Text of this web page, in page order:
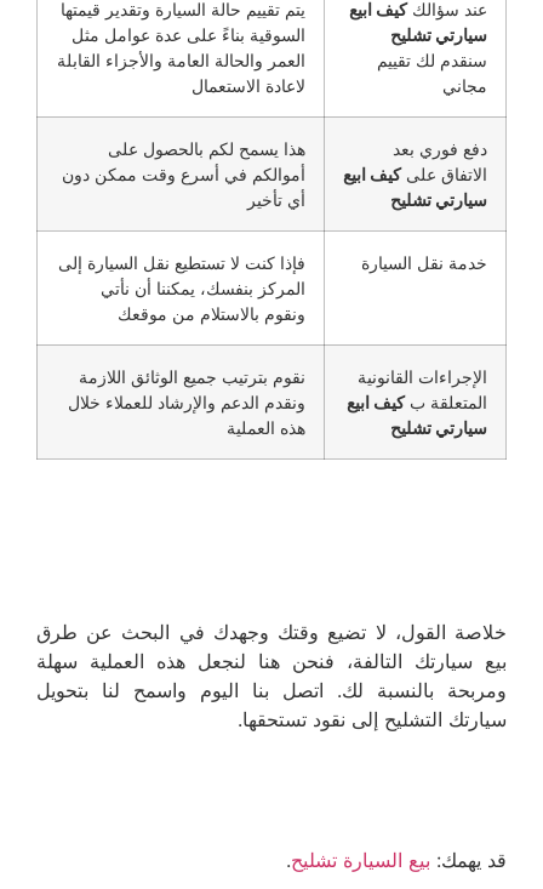
عند سؤالككيف ابيع
سيارتي تشليح
سنقدم لك تقييم
مجاني
يتم تقييم حالة السيارة وتقدير قيمتها
السوقية بناءً على عدة عوامل مثل
العمر والحالة العامة والأجزاء القابلة
لاعادة الاستعمال
دفع فوري بعد
الاتفاق على كيف ابيع
سيارتي تشليح
هذا يسمح لكم بالحصول على
أموالكم في أسرع وقت ممكن دون
أي تأخير
خدمة نقل السيارة
فإذا كنت لا تستطيع نقل السيارة إلى
المركز بنفسك، يمكننا أن نأتي
ونقوم بالاستلام من موقعك
الإجراءات القانونية
المتعلقة بكيف ابيع
سيارتي تشليح
نقوم بترتيب جميع الوثائق اللازمة
ونقدم الدعم والإرشاد للعملاء خلال
هذه العملية
خلاصة القول، لا تضيع وقتك وجهدك في البحث عن طرق
بيع سيارتك التالفة، فنحن هنا لنجعل هذه العملية سهلة
ومربحة بالنسبة لك. اتصل بنا اليوم واسمح لنا بتحويل
سيارتك التشليح إلى نقود تستحقها.
قد يهمك:بيع السيارة تشليح.